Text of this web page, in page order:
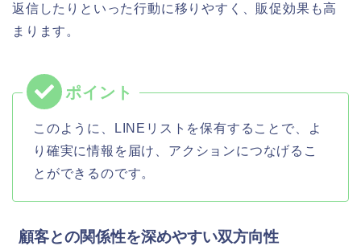
返信したりといった行動に移りやすく、販促効果も高
まります。
このように、LINEリストを保有することで、よ
り確実に情報を届け、アクションにつなげるこ
とができるのです。
顧客との関係性を深めやすい双方向性